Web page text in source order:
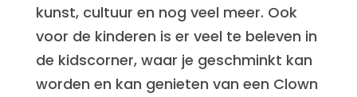
kunst, cultuur en nog veel meer. Ook
voor de kinderen is er veel te beleven in
de kidscorner, waar je geschminkt kan
worden en kan genieten van een Clown